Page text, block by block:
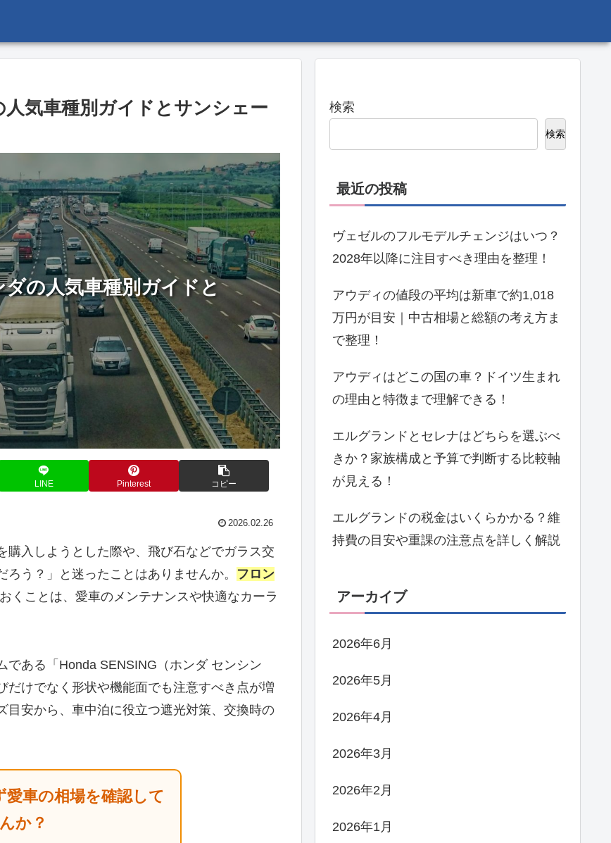
気車種別ガイドとサンシェー
の人気車種別ガイドと
LINE Pinterest コピー
2026.02.26
入しようとした際や、飛び石などでガラス交
う？」と迷ったことはありませんか。
フロン
くことは、愛車のメンテナンスや快適なカーラ
ある「Honda SENSING（ホンダ センシン
だけでなく形状や機能面でも注意すべき点が増
目安から、車中泊に役立つ遮光対策、交換時の
車の相場を確認して
か？
検索
検索
最近の投稿
ヴェゼルのフルモデルチェンジはいつ？
2028年以降に注目すべき理由を整理！
アウディの値段の平均は新車で約1,018
万円が目安｜中古相場と総額の考え方ま
で整理！
アウディはどこの国の車？ドイツ生まれ
の理由と特徴まで理解できる！
エルグランドとセレナはどちらを選ぶべ
きか？家族構成と予算で判断する比較軸
が見える！
エルグランドの税金はいくらかかる？維
持費の目安や重課の注意点を詳しく解説
アーカイブ
2026年6月
2026年5月
2026年4月
2026年3月
2026年2月
2026年1月